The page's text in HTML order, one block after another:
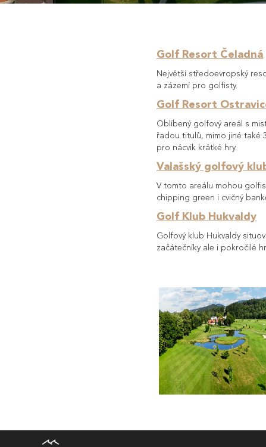
Golf Resort Čeladná
Největší středoevropský
a zázemí pro golfisty.
Golf Resort
Oblíbený golfový areál s
řadou titulů, mimo jiné také
pro nácvik krátké hry.
Valašský golfový
V tomto areálu mohou
chipping green i cvičný
Golf Klub Hukvaldy
Golfový klub Hukvaldy
začátečníky ale i pokročilé